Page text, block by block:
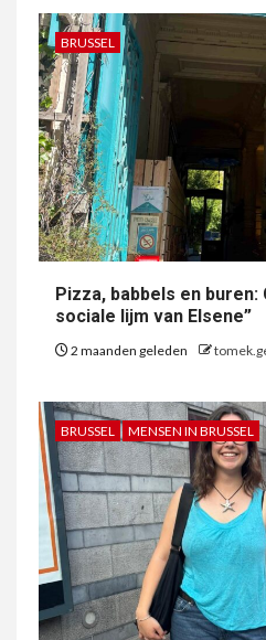
BRUSSEL
Pizza, babbels en buren:
sociale lijm van Elsene”
2 maanden geleden
BRUSSEL MENSEN IN BRUSSEL